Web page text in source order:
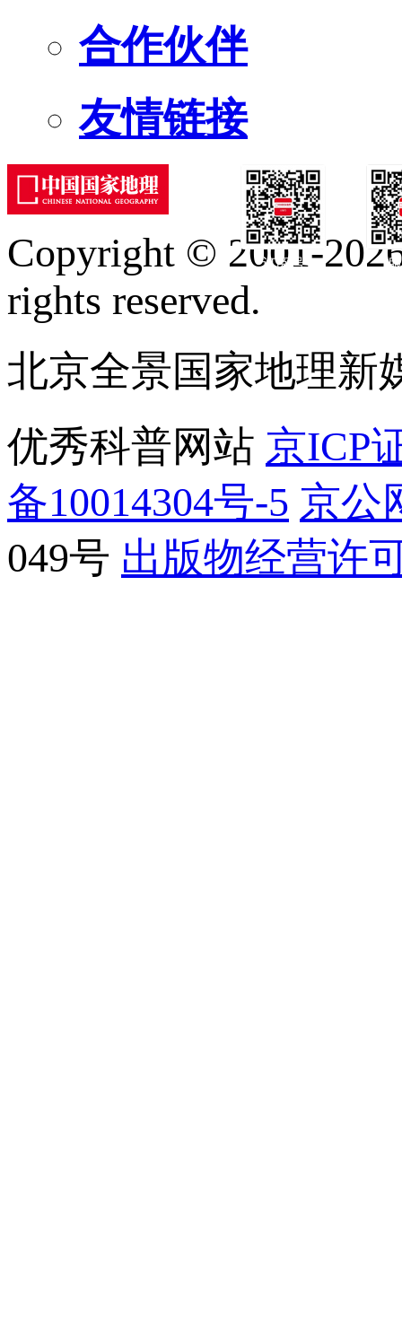
合作伙伴
友情链接
订阅号
Copyright © 2001-
rights reserved.
北京全景国家地理新
优秀科普网站 京ICP
备10014304号-5 京公
049号 出版物经营许